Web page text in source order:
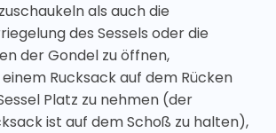
als auch die
des Sessels oder die
der Gondel zu öffnen,
Rucksack auf dem Rücken
Platz zu nehmen (der
ist auf dem Schoß zu halten),